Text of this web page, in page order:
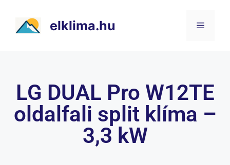
elklima.hu
LG DUAL Pro W12TE
oldalfali split klíma –
3,3 kW